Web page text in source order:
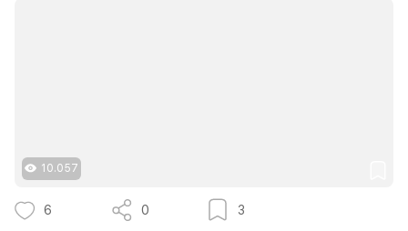
10.057
6 0 3